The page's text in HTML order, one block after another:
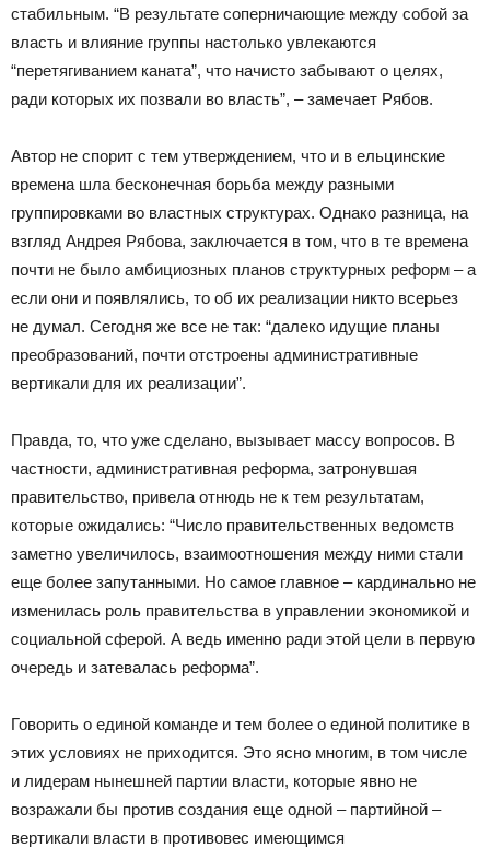
стабильным. “В результате соперничающие между собой за
власть и влияние группы настолько увлекаются
“перетягиванием каната”, что начисто забывают о целях,
ради которых их позвали во власть”, – замечает Рябов.
Автор не спорит с тем утверждением, что и в ельцинские
времена шла бесконечная борьба между разными
группировками во властных структурах. Однако разница, на
взгляд Андрея Рябова, заключается в том, что в те времена
почти не было амбициозных планов структурных реформ – а
если они и появлялись, то об их реализации никто всерьез
не думал. Сегодня же все не так: “далеко идущие планы
преобразований, почти отстроены административные
вертикали для их реализации”.
Правда, то, что уже сделано, вызывает массу вопросов. В
частности, административная реформа, затронувшая
правительство, привела отнюдь не к тем результатам,
которые ожидались: “Число правительственных ведомств
заметно увеличилось, взаимоотношения между ними стали
еще более запутанными. Но самое главное – кардинально не
изменилась роль правительства в управлении экономикой и
социальной сферой. А ведь именно ради этой цели в первую
очередь и затевалась реформа”.
Говорить о единой команде и тем более о единой политике в
этих условиях не приходится. Это ясно многим, в том числе
и лидерам нынешней партии власти, которые явно не
возражали бы против создания еще одной – партийной –
вертикали власти в противовес имеющимся